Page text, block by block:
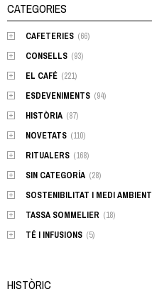
CATEGORIES
CAFETERIES (66)
CONSELLS (93)
EL CAFÉ (221)
ESDEVENIMENTS (94)
HISTÒRIA (87)
NOVETATS (110)
RITUALERS (168)
SIN CATEGORÍA (28)
SOSTENIBILITAT I MEDI AMBIENT
TASSA SOMMELIER (18)
TÉ I INFUSIONS (5)
HISTÒRIC